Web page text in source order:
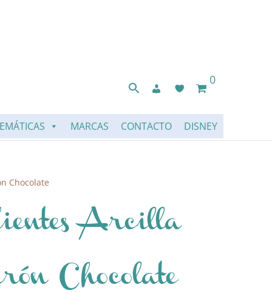
0
MARCAS CONTACTO DISNEY
Chocolate
Arcilla
Chocolate